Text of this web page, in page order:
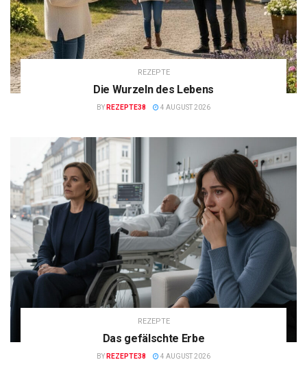
REZEPTE
Die Wurzeln des Lebens
BY REZEPTE38 4 AUGUST 2026
REZEPTE
Das gefälschte Erbe
BY REZEPTE38 4 AUGUST 2026